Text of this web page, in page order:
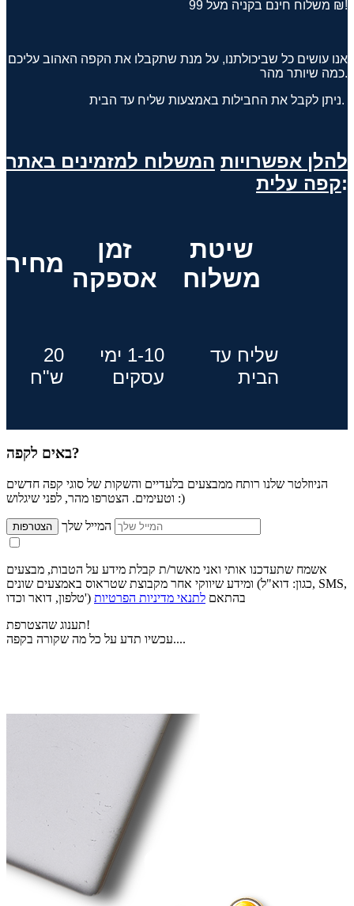
משלוח חינם בקניה מעל 99 ₪!
אנו עושים כל שביכולתנו, על מנת שתקבלו את הקפה האהוב עליכם
כמה שיותר מהר.
ניתן לקבל את החבילות באמצעות שליח עד הבית.
להלן אפשרויות המשלוח למזמינים באתר
קפה עלית:
שיטת
משלוח
זמן
אספקה
מחיר
שליח עד
הבית
1-10 ימי
עסקים
20
ש"ח
באים לקפה?
הניוזלטר שלנו רותח ממבצעים בלעדיים והשקות של סוגי קפה חדשים
וטעימים. הצטרפו מהר, לפני שיגלוש :)
הצטרפות
אשמח שתעדכנו אותי ואני מאשר/ת קבלת מידע על הטבות, מבצעים
ומידע שיווקי אחר מקבוצת שטראוס באמצעים שונים (כגון: דוא"ל, SMS,
טלפון, דואר וכדו') בהתאם לתנאי מדיניות הפרטיות
תענוג שהצטרפת!
עכשיו תדע על כל מה שקורה בקפה....